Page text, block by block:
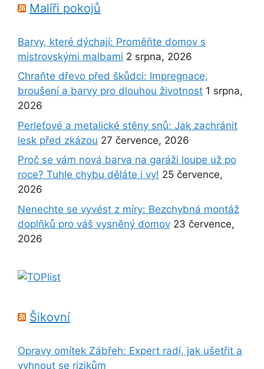
Malíři pokojů
Barvy, které dýchají: Proměňte domov s
mistrovskými malbami 2 srpna, 2026
Chraňte dřevo před škůdci: Impregnace,
broušení a barvy pro dlouhou životnost 1 srpna,
2026
Perleťové a metalické stěny snů: Jak zachránit
lesk před zkázou 27 července, 2026
Proč se vám nová barva na garáži loupe už po
roce? Tuhle chybu děláte i vy! 25 července,
2026
Nenechte se vyvést z míry: Bezchybná montáž
doplňků pro váš vysněný domov 23 července,
2026
Šikovní
Opravy omítek Zábřeh: Expert radí, jak ušetřit a
vyhnout se rizikům